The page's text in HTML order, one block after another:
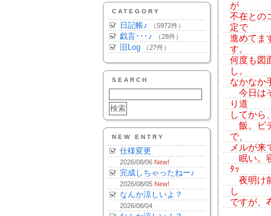
CATEGORY
日記帳♪ （5972件）
戯言･･･♪ （28件）
旧Log （27件）
SEARCH
NEW ENTRY
仕様変更
2026/08/06 New!
完成しちゃったねー♪
2026/08/05 New!
なんか涼しいよ？
2026/08/04
が
不在との
定で
進めてま
す。
何度も図
し。
なかなか
今日は
り道
してから
飯。ビ
で、
メルが来
眠い。
ﾀｯ
夜明け
し
ですが、